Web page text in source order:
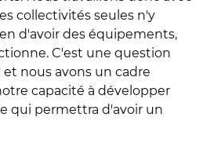
collectivités seules n'y
d'avoir des équipements,
C'est une question
nous avons un cadre
capacité à développer
qui permettra d'avoir un